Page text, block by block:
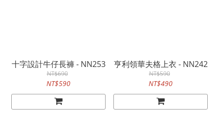
十字設計牛仔長褲 - NN253
NT$690
NT$590
亨利領華夫格上衣 - NN242
NT$590
NT$490